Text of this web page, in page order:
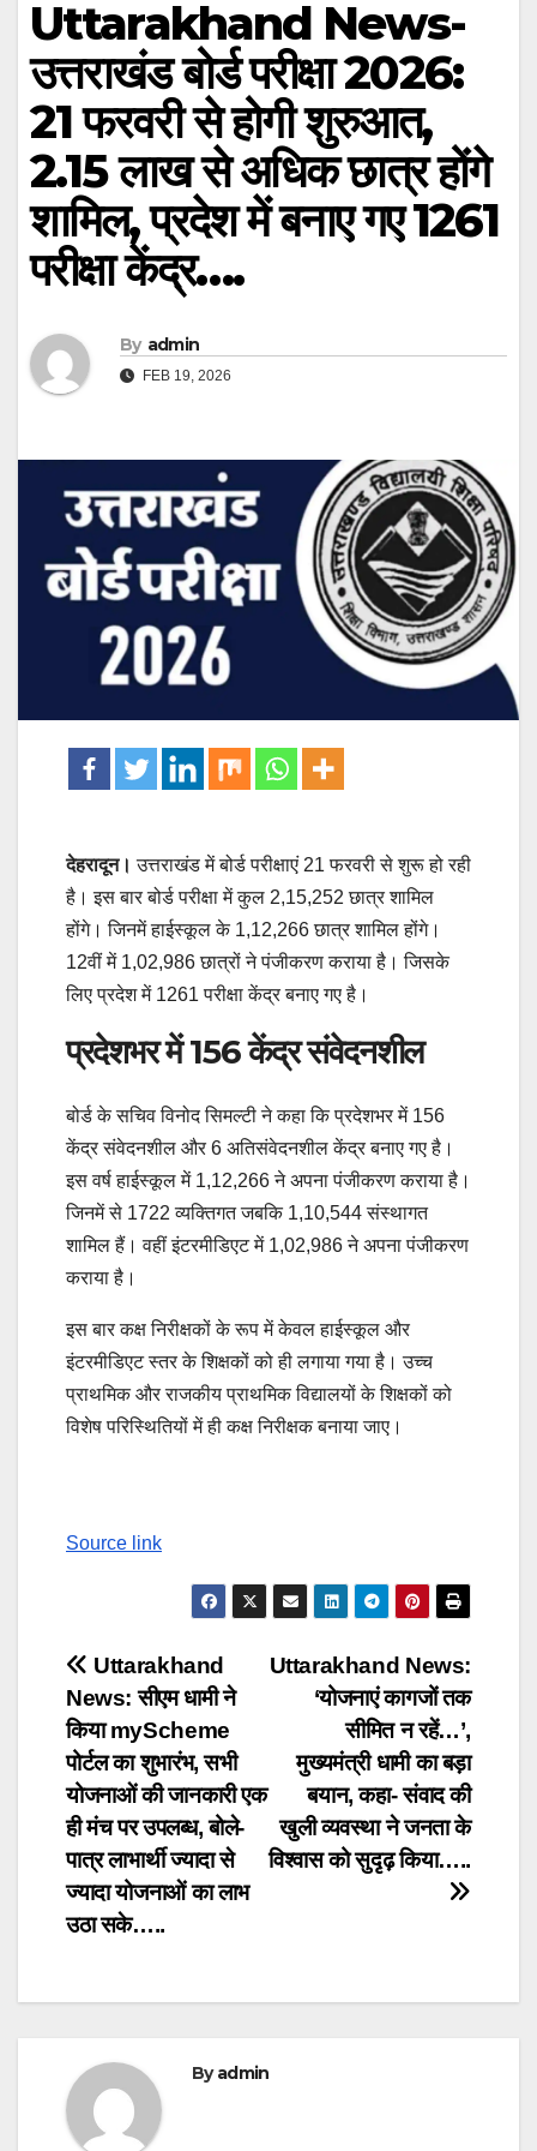
Uttarakhand News-
उत्तराखंड बोर्ड परीक्षा 2026:
21 फरवरी से होगी शुरुआत,
2.15 लाख से अधिक छात्र होंगे
शामिल, प्रदेश में बनाए गए 1261
परीक्षा केंद्र….
By admin
FEB 19, 2026
देहरादून। उत्तराखंड में बोर्ड परीक्षाएं 21 फरवरी से शुरू हो रही
है। इस बार बोर्ड परीक्षा में कुल 2,15,252 छात्र शामिल
होंगे। जिनमें हाईस्कूल के 1,12,266 छात्र शामिल होंगे।
12वीं में 1,02,986 छात्रों ने पंजीकरण कराया है। जिसके
लिए प्रदेश में 1261 परीक्षा केंद्र बनाए गए है।
प्रदेशभर में 156 केंद्र संवेदनशील
बोर्ड के सचिव विनोद सिमल्टी ने कहा कि प्रदेशभर में 156
केंद्र संवेदनशील और 6 अतिसंवेदनशील केंद्र बनाए गए है।
इस वर्ष हाईस्कूल में 1,12,266 ने अपना पंजीकरण कराया है।
जिनमें से 1722 व्यक्तिगत जबकि 1,10,544 संस्थागत
शामिल हैं। वहीं इंटरमीडिएट में 1,02,986 ने अपना पंजीकरण
कराया है।
इस बार कक्ष निरीक्षकों के रूप में केवल हाईस्कूल और
इंटरमीडिएट स्तर के शिक्षकों को ही लगाया गया है। उच्च
प्राथमिक और राजकीय प्राथमिक विद्यालयों के शिक्षकों को
विशेष परिस्थितियों में ही कक्ष निरीक्षक बनाया जाए।
Source link
Post
navigation
Uttarakhand News:
‘योजनाएं कागजों तक
सीमित न रहें…’,
मुख्यमंत्री धामी का बड़ा
बयान, कहा- संवाद की
खुली व्यवस्था ने जनता के
विश्वास को सुदृढ़ किया…..
Uttarakhand
News: सीएम धामी ने
किया myScheme
पोर्टल का शुभारंभ, सभी
योजनाओं की जानकारी एक
ही मंच पर उपलब्ध, बोले-
पात्र लाभार्थी ज्यादा से
ज्यादा योजनाओं का लाभ
उठा सके…..
Byadmin